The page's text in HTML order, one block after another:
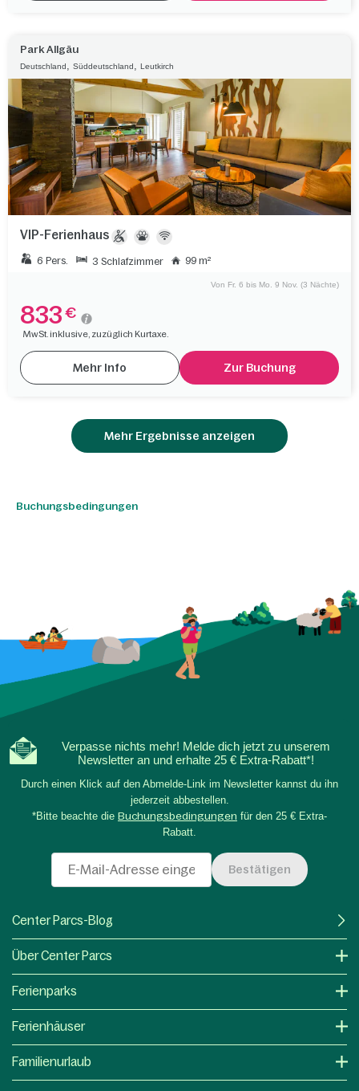
Park Allgäu
Deutschland Süddeutschland Leutkirch
VIP-Ferienhaus
6 Pers. 3 Schlafzimmer 99 m²
Von Fr. 6 bis Mo. 9 Nov. (3 Nächte)
833 €
MwSt. inklusive, zuzüglich Kurtaxe.
Mehr Info Zur Buchung
Mehr Ergebnisse anzeigen
Buchungsbedingungen
Verpasse nichts mehr! Melde dich jetzt zu unserem
Newsletter an und erhalte 25 € Extra-Rabatt*!
Durch einen Klick auf den Abmelde-Link im Newsletter kannst du ihn
jederzeit abbestellen.
*Bitte beachte die Buchungsbedingungen für den 25 € Extra-
Rabatt.
Bestätigen
Center Parcs-Blog
Über Center Parcs
Ferienparks
Ferienhäuser
Familienurlaub